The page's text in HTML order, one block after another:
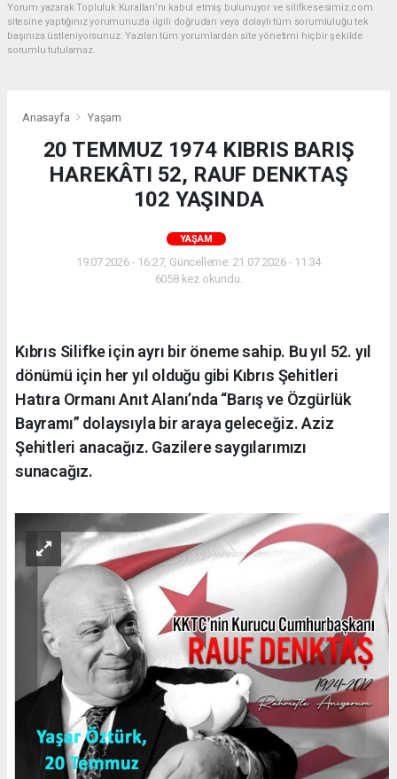
Yorum yazarak Topluluk Kuralları’nı kabul etmiş bulunuyor ve silifkesesimiz.com
sitesine yaptığınız yorumunuzla ilgili doğrudan veya dolaylı tüm sorumluluğu tek
başınıza üstleniyorsunuz. Yazılan tüm yorumlardan site yönetimi hiçbir şekilde
sorumlu tutulamaz.
Anasayfa Yaşam
20 TEMMUZ 1974 KIBRIS BARIŞ
HAREKÂTI 52, RAUF DENKTAŞ
102 YAŞINDA
YAŞAM
19.07.2026 - 16:27, Güncelleme: 21.07.2026 - 11:34
6058 kez okundu.
Kıbrıs Silifke için ayrı bir öneme sahip. Bu yıl 52. yıl
dönümü için her yıl olduğu gibi Kıbrıs Şehitleri
Hatıra Ormanı Anıt Alanı’nda “Barış ve Özgürlük
Bayramı” dolaysıyla bir araya geleceğiz. Aziz
Şehitleri anacağız. Gazilere saygılarımızı
sunacağız.